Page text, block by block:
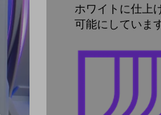
ホワイトに仕上
可能にしています